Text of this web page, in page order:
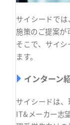
サイシードで
施策のご提案が
そこで、サイ
ます。
インターン
サイシードは、
IT&メーカー志